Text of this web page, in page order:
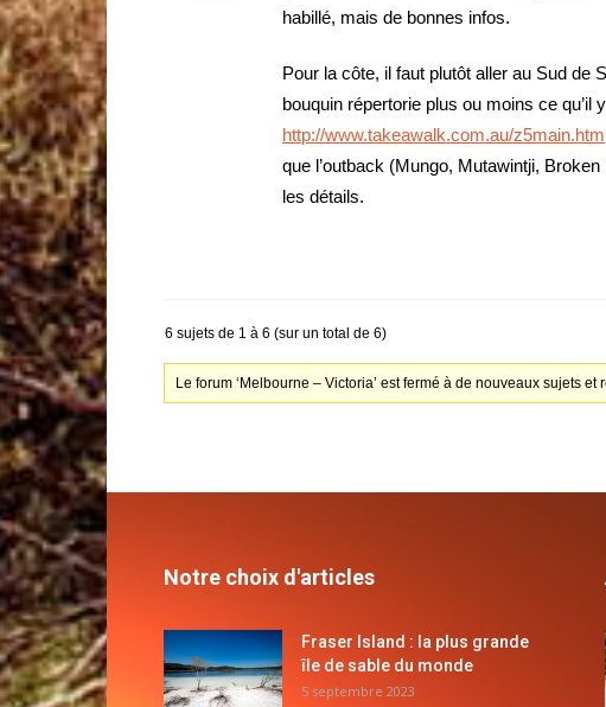
habillé, mais de bonnes infos.
Pour la côte, il faut plutôt aller au Sud de
bouquin répertorie plus ou moins ce qu’il
http://www.takeawalk.com.au/z5main.htm
que l’outback (Mungo, Mutawintji,
les détails.
6 sujets de 1 à 6 (sur un total de 6)
Le forum ‘Melbourne – Victoria’ est fermé à de nouveaux sujets et
Notre choix d'articles
Fraser Island : la plus grande
île de sable du monde
5 septembre 2023